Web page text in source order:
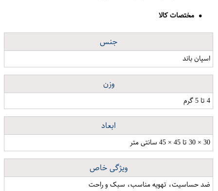
مختصات کالا
جنس
اسپان باند
وزن
4 تا 5 گرم
ابعاد
30 × 30 تا 45 × 45 سانتی متر
ویژگی خاص
ضد حساسیت، تهویه مناسب، سبک و راحت